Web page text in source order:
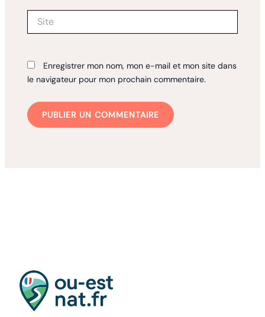
Site
Enregistrer mon nom, mon e-mail et mon site dans
le navigateur pour mon prochain commentaire.